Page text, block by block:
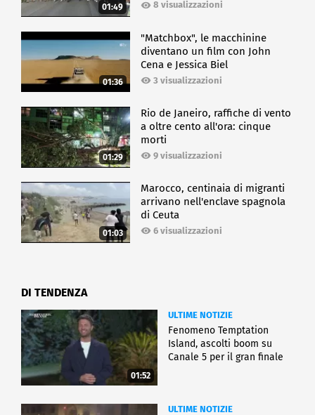
01:49 8 visualizzazioni
01:36
"Matchbox", le macchinine
diventano un film con John
Cena e Jessica Biel
3 visualizzazioni
01:29
Rio de Janeiro, raffiche di vento
a oltre cento all'ora: cinque
morti
9 visualizzazioni
01:03
Marocco, centinaia di migranti
arrivano nell'enclave spagnola
di Ceuta
6 visualizzazioni
DI TENDENZA
01:52
ULTIME NOTIZIE
Fenomeno Temptation
Island, ascolti boom su
Canale 5 per il gran finale
ULTIME NOTIZIE